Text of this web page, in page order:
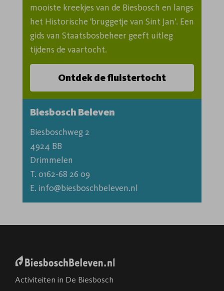
mooiste kreekjes van de Biesbosch en langs
het Historische 'bruggetje van Sint Jan'. Een
gids van Staatsbosbeheer geeft uitleg
tijdens de vaartocht.
Ontdek de fluistertocht
Biesbosch Beleven
Biesboschweg 2
4924 BB
T. 0162-68 26 09
E. info@biesboschbeleven.nl
Activiteiten in De Biesbosch